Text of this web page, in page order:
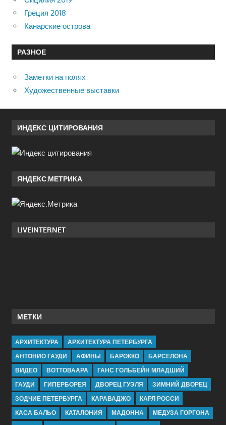
Греция 2018
Канарские острова
РАЗНОЕ
Заметки на полях
Художественные выставки
ИНДЕКС ЦИТИРОВАНИЯ
ЯНДЕКС.МЕТРИКА
LIVEINTERNET
МЕТКИ
АРХИТЕКТУРА
АРХИТЕКТУРА ПЕТЕРБУРГА
АНТОНИО ГАУДИ
АФИНЫ БАРОККО
БАРСЕЛОНА
ВИДЕО
ВОТТОВААРА
ГАНС ГОЛЬБЕЙН МЛАДШИЙ
ГАУДИ
ГИПЕРБОРЕЯ ДВОРЕЦ ГУЭЛЯ
ЗИМНИЙ ДВОРЕЦ
ЗОДЧИЕ ПЕТЕРБУРГА
КАРАВАДЖО
КАРЛ РОССИ
КАСА БАЛЬО
КАТАЛОНИЯ МАДОННА
МЕДУЗА ГОРГОНА